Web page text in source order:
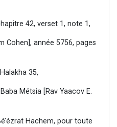
42, verset 1, note 1,
Cohen], année 5756, pages
35,
Métsia [Rav Yaacov E.
Hachem, pour toute